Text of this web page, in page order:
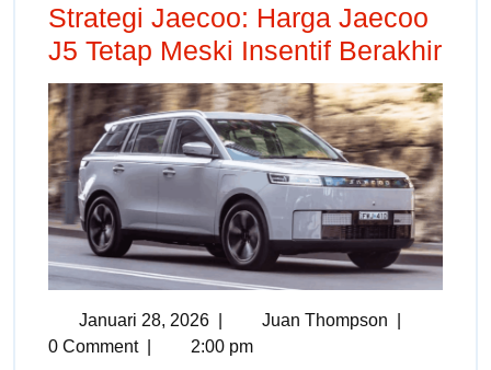
Strategi Jaecoo: Harga Jaecoo
J5 Tetap Meski Insentif Berakhir
Januari 28, 2026 Juan Thompson
0 Comment
2:00 pm